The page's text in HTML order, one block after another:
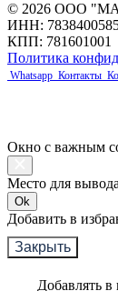
© 2026 ООО
ИНН:
КПП: 781601001
Политика
Whatsapp Контакты
Окно с важным
Место для
Ok
Добавить в
Закрыть
Добавлять в